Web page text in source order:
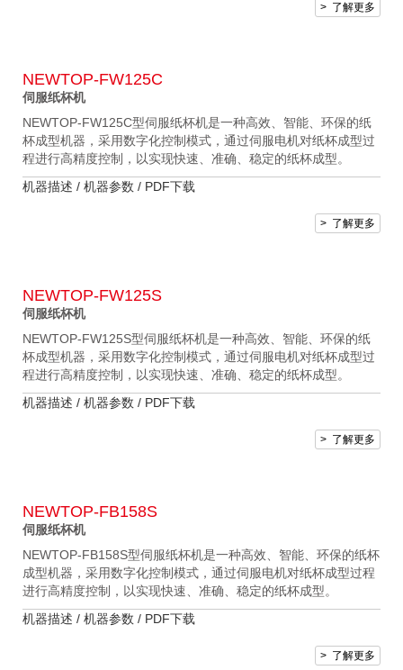
> 了解更多
NEWTOP-FW125C
伺服纸杯机
NEWTOP-FW125C型伺服纸杯机是一种高效、智能、环保的纸
杯成型机器，采用数字化控制模式，通过伺服电机对纸杯成型过
程进行高精度控制，以实现快速、准确、稳定的纸杯成型。
机器描述 / 机器参数 / PDF下载
> 了解更多
NEWTOP-FW125S
伺服纸杯机
NEWTOP-FW125S型伺服纸杯机是一种高效、智能、环保的纸
杯成型机器，采用数字化控制模式，通过伺服电机对纸杯成型过
程进行高精度控制，以实现快速、准确、稳定的纸杯成型。
机器描述 / 机器参数 / PDF下载
> 了解更多
NEWTOP-FB158S
伺服纸杯机
NEWTOP-FB158S型伺服纸杯机是一种高效、智能、环保的纸杯
成型机器，采用数字化控制模式，通过伺服电机对纸杯成型过程
进行高精度控制，以实现快速、准确、稳定的纸杯成型。
机器描述 / 机器参数 / PDF下载
> 了解更多